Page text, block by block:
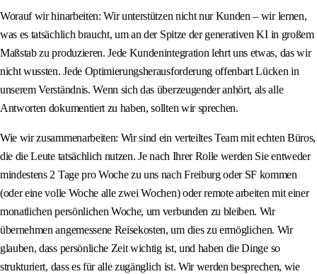
Worauf wir hinarbeiten: Wir unterstützen nicht nur Kunden – wir lernen,
was es tatsächlich braucht, um an der Spitze der generativen KI in großem
Maßstab zu produzieren. Jede Kundenintegration lehrt uns etwas, das wir
nicht wussten. Jede Optimierungsherausforderung offenbart Lücken in
unserem Verständnis. Wenn sich das überzeugender anhört, als alle
Antworten dokumentiert zu haben, sollten wir sprechen.
Wie wir zusammenarbeiten: Wir sind ein verteiltes Team mit echten Büros,
die die Leute tatsächlich nutzen. Je nach Ihrer Rolle werden Sie entweder
mindestens 2 Tage pro Woche zu uns nach Freiburg oder SF kommen
(oder eine volle Woche alle zwei Wochen) oder remote arbeiten mit einer
monatlichen persönlichen Woche, um verbunden zu bleiben. Wir
übernehmen angemessene Reisekosten, um dies zu ermöglichen. Wir
glauben, dass persönliche Zeit wichtig ist, und haben die Dinge so
strukturiert, dass es für alle zugänglich ist. Wir werden besprechen, wie